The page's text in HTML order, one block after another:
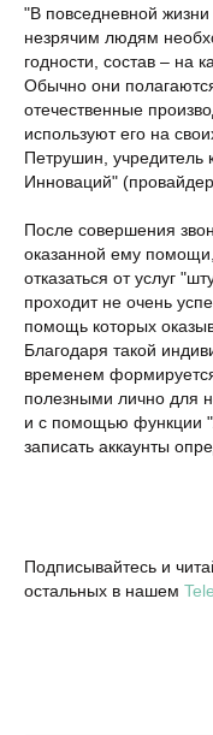
"В повседневной жизни
незрячим людям
годности, состав – на
Обычно они
отечественные
используют его на
Петрушин,
Инноваций" (провайдер
После совершения
оказанной ему
отказаться от услуг
проходит не очень
помощь которых
Благодаря такой
временем
полезными лично для
и с помощью функции
записать аккаунты
Подписывайтесь и
остальных в нашем